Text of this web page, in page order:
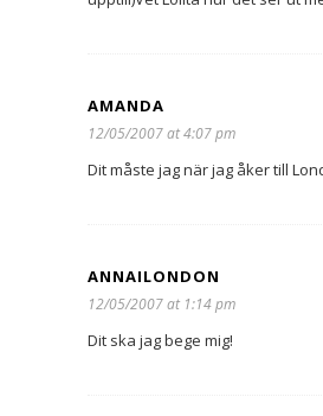
AMANDA
12/05/2007 at 4:07 pm
Dit måste jag när jag åker till
ANNAILONDON
12/05/2007 at 1:14 pm
Dit ska jag bege mig!